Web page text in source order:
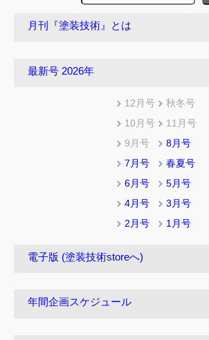
月刊『塗装技術』とは
最新号 2026年
12月号
10月号
9月号
7月号
6月号
4月号
2月号
秋冬号
11月号
8月号
春夏号
5月号
3月号
1月号
電子版 (塗装技術storeへ)
年間企画スケジュール